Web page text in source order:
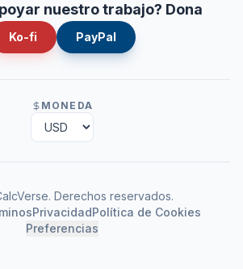
nuestro trabajo? Dona
Ko-fi PayPal
MONEDA
. Derechos reservados.
PrivacidadPolítica de Cookies
Preferencias